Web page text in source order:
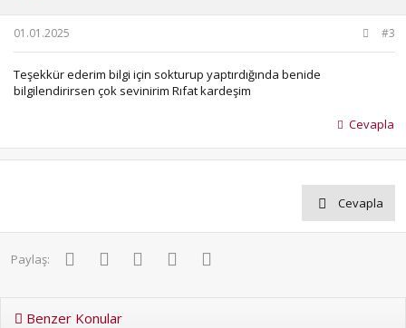
01.01.2025 #3
Teşekkür ederim bilgi için sokturup yaptırdığında benide
bilgilendirirsen çok sevinirim Rıfat kardeşim
Cevapla
Cevapla
Paylaş: FacebookTwitter PinterestWhatsApp
Benzer Konular